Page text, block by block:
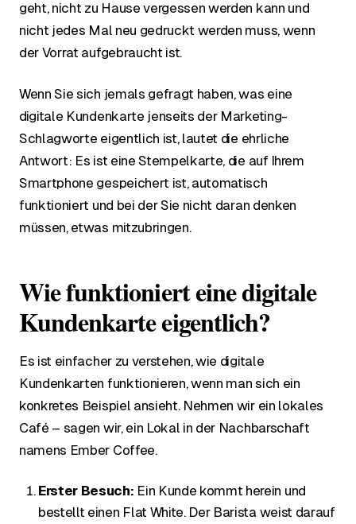
geht, nicht zu Hause vergessen werden kann und
nicht jedes Mal neu gedruckt werden muss, wenn
der Vorrat aufgebraucht ist.
Wenn Sie sich jemals gefragt haben, was eine
digitale Kundenkarte jenseits der Marketing-
Schlagworte eigentlich ist, lautet die ehrliche
Antwort: Es ist eine Stempelkarte, die auf Ihrem
Smartphone gespeichert ist, automatisch
funktioniert und bei der Sie nicht daran denken
müssen, etwas mitzubringen.
Wie funktioniert eine digitale
Kundenkarte eigentlich?
Es ist einfacher zu verstehen, wie digitale
Kundenkarten funktionieren, wenn man sich ein
konkretes Beispiel ansieht. Nehmen wir ein lokales
Café – sagen wir, ein Lokal in der Nachbarschaft
namens Ember Coffee.
Erster Besuch: Ein Kunde kommt herein und
bestellt einen Flat White. Der Barista weist darauf